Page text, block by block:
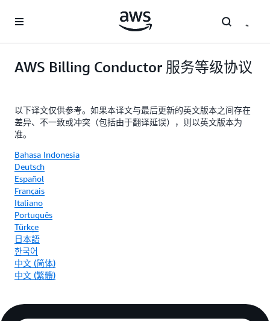
AWS Billing Conductor 服务等级协议
以下译文仅供参考。如果本译文与最后更新的英文版本之间存在
差异、不一致或冲突（包括由于翻译延误），则以英文版本为
准。
Bahasa Indonesia
Deutsch
Español
Français
Italiano
Português
Türkçe
日本語
한국어
中文 (简体)
中文 (繁體)